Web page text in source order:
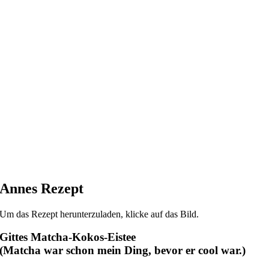
Annes Rezept
Um das Rezept herunterzuladen, klicke auf das Bild.
GittesMatcha-Kokos-Eistee
(Matcha war schon mein Ding, bevor er cool war.)